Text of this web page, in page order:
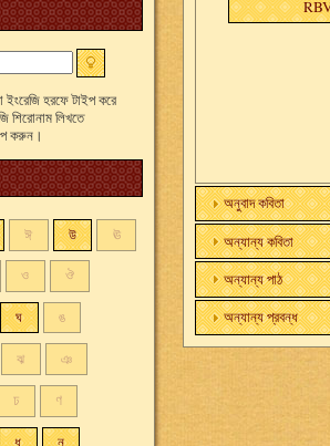
হরফে টাইপ করে
শিরোনাম লিখতে
করুন।
ঈ উ ঊ
ও ঔ
ঘ ঙ
ঝ ঞ
ঢ ণ
ধ ন
অনুবাদ কবিতা
অন্যান্য কবিতা
অন্যান্য পাঠ
অন্যান্য প্রবন্ধ